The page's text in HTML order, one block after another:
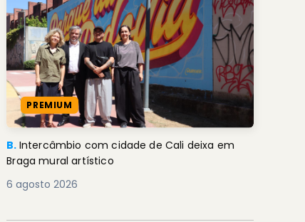
PREMIUM
B. Intercâmbio com cidade de Cali deixa em
Braga mural artístico
6 agosto 2026